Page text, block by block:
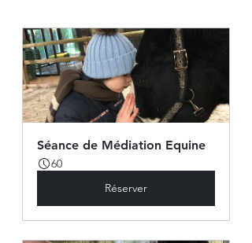
Séance de Médiation Equine
60
Réserver